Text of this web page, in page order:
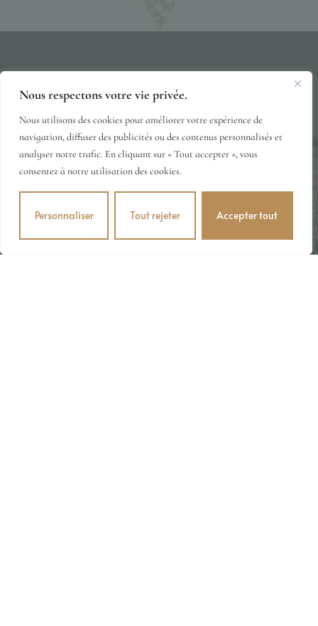
Nous respectons votre vie privée.
Nous utilisons des cookies pour améliorer votre expérience de
navigation, diffuser des publicités ou des contenus personnalisés et
analyser notre trafic. En cliquant sur « Tout accepter », vous
consentez à notre utilisation des cookies.
Personnaliser Tout rejeter Accepter tout
Terms of use Privacy Policy
© 2026 DOMAINE-ESCOFFIER.COM